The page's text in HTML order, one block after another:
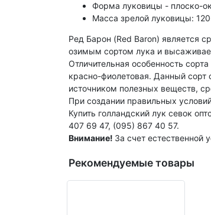
Форма луковицы - плоско-
Масса зрелой луковицы:
Ред Барон (Red Baron) является
озимым сортом лука и
Отличительная особенность
красно-фиолетовая. Данный сорт
источником полезных веществ,
При создании правильных
Купить голландский лук севок
407 69 47, (095) 867 40 57.
Внимание! За счет
Рекомендуемые товары